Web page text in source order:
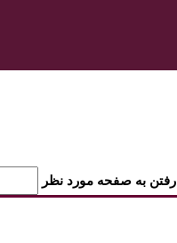
رفتن به صفحه مورد نظر